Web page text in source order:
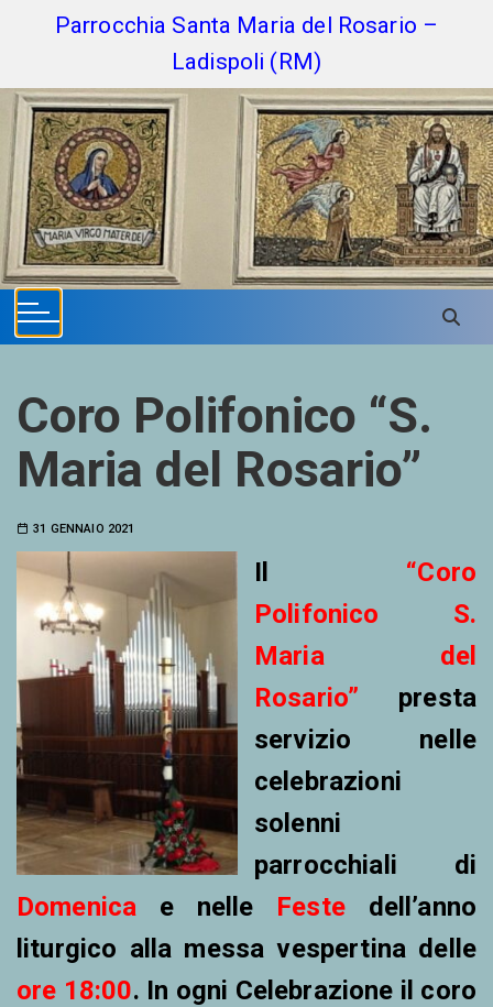
p
t
e
t
Parrocchia Santa Maria del Rosario –
Ladispoli (RM)
Coro Polifonico “S.
Maria del Rosario”
31 GENNAIO 2021
Il “Coro
Polifonico S.
Maria del
Rosario” presta
servizio nelle
celebrazioni
solenni
parrocchiali di
Domenica e nelle Festedell’anno
liturgico alla messa vespertina delle
ore 18:00. In ogni Celebrazione il coro